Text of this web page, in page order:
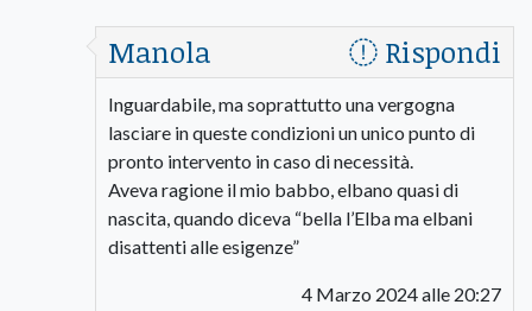
Manola
Rispondi
Inguardabile, ma soprattutto una vergogna
lasciare in queste condizioni un unico punto di
pronto intervento in caso di necessità.
Aveva ragione il mio babbo, elbano quasi di
nascita, quando diceva “bella l’Elba ma elbani
disattenti alle esigenze”
4 Marzo 2024 alle 20:27